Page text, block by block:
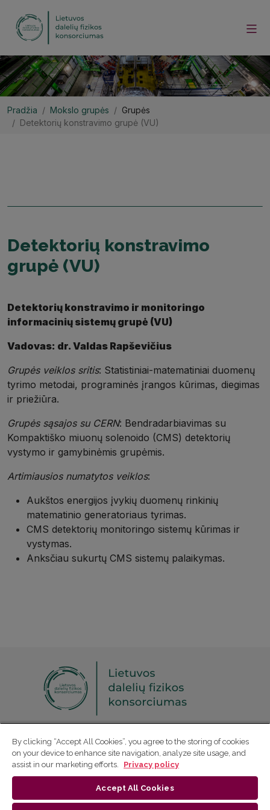
Pradžia Mokslo grupės
Grupės
Detektorių konstravimo grupė (VU)
Detektorių konstravimo
grupė (VU)
Detektorių konstravimo ir monitoringo
informacinių sistemų grupė (VU)
Vadovas: dr. Valdas Rapševičius
Grupės veiklos sritis: Statistiniai-matematiniai duomenų
tyrimo metodai, programinės įrangos kūrimas, diegimas
ir priežiūra.
Grupės sąsajos su CERN: Bendradarbiavimas su
Kompaktiško miuonų solenoido (CMS) detektorių
vystymo ir gamybinėmis grupėmis.
Artimiausios numatytos veiklos:
Aukštos energijos įvykių duomenų rinkinių
matematinio generatoriaus tyrimas.
CMS detektorių monitoringo sistemų kūrimas ir
vystymas.
Anksčiau sukurtų CMS sistemų palaikymas.
Sekite mus socialinuose tinkluose:
Ⓒ 2026 Lietuvos dalelių fizikos konsorciumas
By clicking “Accept All Cookies”, you agree to the storing of cookies
on your device to enhance site navigation, analyze site usage, and
assist in our marketing efforts.
Privacy policy
Accept All Cookies